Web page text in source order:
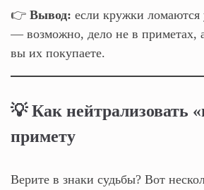
👉 Вывод: если кружки ломаются
— возможно, дело не в приметах,
вы их покупаете.
💡 Как нейтрализовать
примету
Верите в знаки судьбы? Вот